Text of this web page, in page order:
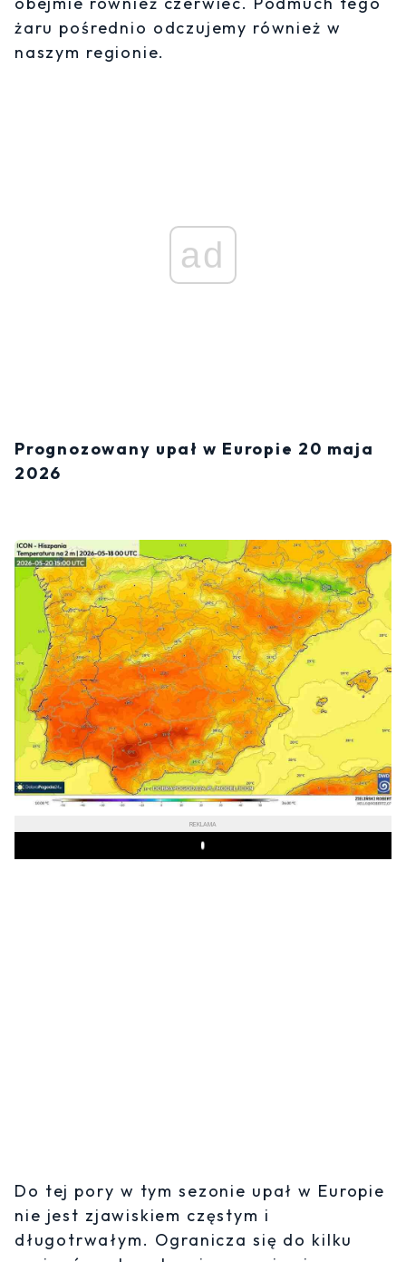
żaru pośrednio odczujemy również w
naszym regionie.
ad
Prognozowany upał w Europie 20 maja
2026
REKLAMA
Play
Do tej pory w tym sezonie upał w Europie
nie jest zjawiskiem częstym i
długotrwałym. Ogranicza się do kilku